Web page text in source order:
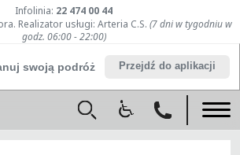
Infolinia: 22 474 00 44
Realizator usługi: Arteria C.S. (7 dni w tygodniu w
godz. 06:00 - 22:00)
swoją podróż Przejdź do aplikacji